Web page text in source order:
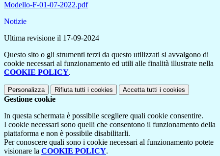
Modello-F-01-07-2022.pdf
Notizie
Ultima revisione il 17-09-2024
Questo sito o gli strumenti terzi da questo utilizzati si avvalgono di
cookie necessari al funzionamento ed utili alle finalità illustrate nella
COOKIE POLICY.
Personalizza Rifiuta tutti i cookies Accetta tutti i cookies
Gestione cookie
In questa schermata è possibile scegliere quali cookie consentire.
I cookie necessari sono quelli che consentono il funzionamento della
piattaforma e non è possibile disabilitarli.
Per conoscere quali sono i cookie necessari al funzionamento potete
visionare la COOKIE POLICY.